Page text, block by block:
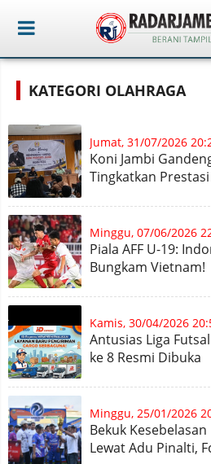
KATEGORI OLAHRAGA
Jumat, 31/07/2026
Koni Jambi
Tingkatkan
Minggu, 07/06/2026
Piala AFF U-19:
Bungkam Vietnam!
Kamis, 30/04/2026
Antusias Liga
ke 8 Resmi Dibuka
Minggu, 25/01/2026
Bekuk
Lewat Adu Pinalti,